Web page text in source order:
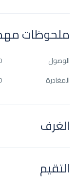
ملحوظات
الوصول
المغادرة
الغرف
التقيم